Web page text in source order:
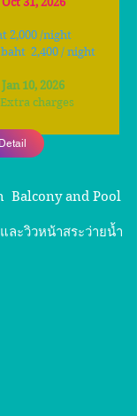
2,000 /night
2,400 / night
10, 2026
charges
Balcony and Pool
ละวิวหน้าสระว่ายน้ำ